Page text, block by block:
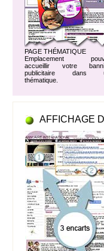
PAGE THÉMATIQUE
Emplacement
accueillir votre
publicitaire dans
thématique.
AFFICHAGE